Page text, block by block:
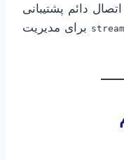
دائم پشتیبانی
برای مدیریت